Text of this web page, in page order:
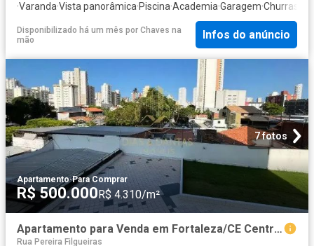
·Varanda·Vista panorâmica·Piscina·Academia·Garagem·
Disponibilizado há um mês por Chaves na
mão
Infos do anúncio
7 fotos
Apartamento·Para Comprar
R$ 500.000R$ 4.310/m²
Apartamento para Venda em Fortaleza/CE Centro 4 Quartos
Rua Pereira Filgueiras